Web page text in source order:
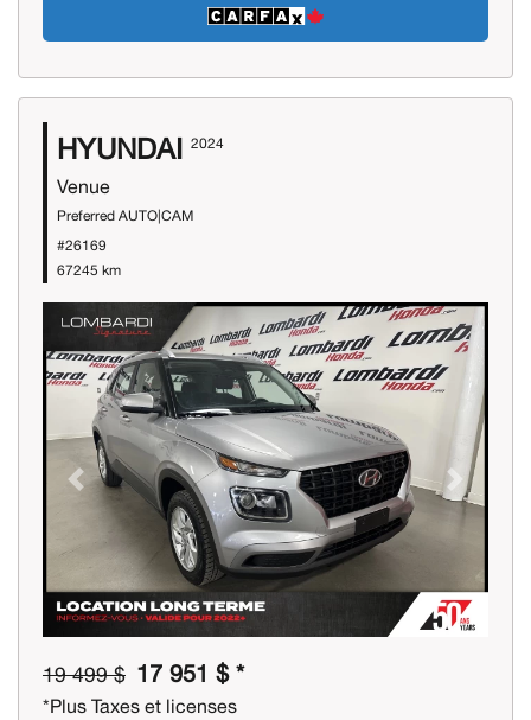
HYUNDAI 2024
Venue
Preferred AUTO|CAM
#26169
67245 km
Previous Next
19 499 $ 17 951 $ *
*Plus Taxes et licenses